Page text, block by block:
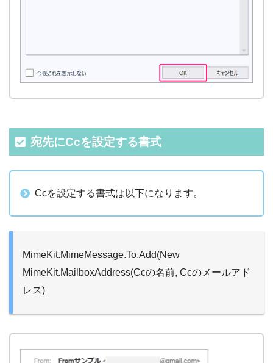
宛先にCcを設定する書式
Ccを設定する書式は以下になります。
MimeKit.MimeMessage.To.Add(New
MimeKit.MailboxAddress(Ccの名前, Ccのメールアド
レス)